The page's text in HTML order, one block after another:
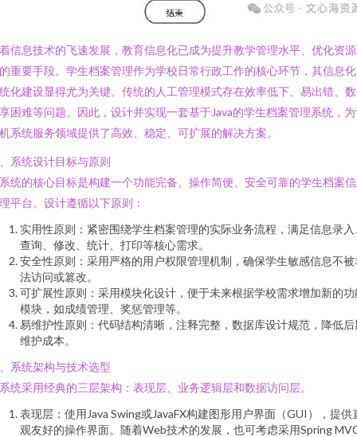
信息技术的飞速发展，教育信息化已成为提升教学管理水平、优化资
重要手段。学生档案管理作为学校日常行政工作的核心环节，其信息
化建设显得尤为关键。传统的人工管理模式存在效率低下、易出错、
困难等问题。因此，设计并实现一套基于Java的学生档案管理系统，
系统服务领域提供了高效、稳定、可扩展的解决方案。
系统设计目标与原则
统的核心目标是构建一个功能完备、操作简便、安全可靠的学生档案
平台。设计遵循以下原则：
实用性原则：紧密围绕学生档案管理的实际业务流程，满足信息录入
查询、修改、统计、打印等核心需求。
安全性原则：采用严格的用户权限管理机制，确保学生敏感信息不被
法访问或篡改。
可扩展性原则：采用模块化设计，便于未来根据学校需求增加新的功
模块，如成绩管理、奖惩管理等。
易维护性原则：代码结构清晰，注释完整，数据库设计规范，降低后
维护成本。
系统架构与技术选型
统采用经典的三层架构：表现层、业务逻辑层和数据访问层。
表现层：使用Java Swing或JavaFX构建图形用户界面（GUI），提供
观友好的操作界面。随着Web技术的发展，也可考虑采用Spring